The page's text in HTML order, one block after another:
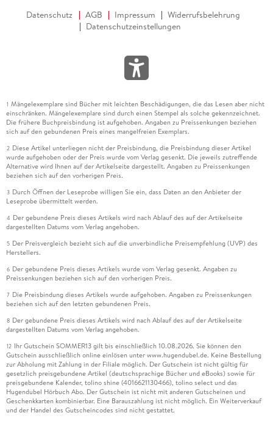
Datenschutz AGB Impressum
Widerrufsbelehrung
Datenschutzeinstellungen
1 Mängelexemplare sind Bücher mit leichten Beschädigungen, die das Lesen aber nicht
einschränken. Mängelexemplare sind durch einen Stempel als solche gekennzeichnet.
Die frühere Buchpreisbindung ist aufgehoben. Angaben zu Preissenkungen beziehen
sich auf den gebundenen Preis eines mangelfreien Exemplars.
2 Diese Artikel unterliegen nicht der Preisbindung, die Preisbindung dieser Artikel
wurde aufgehoben oder der Preis wurde vom Verlag gesenkt. Die jeweils zutreffende
Alternative wird Ihnen auf der Artikelseite dargestellt. Angaben zu Preissenkungen
beziehen sich auf den vorherigen Preis.
3 Durch Öffnen der Leseprobe willigen Sie ein, dass Daten an den Anbieter der
Leseprobe übermittelt werden.
4 Der gebundene Preis dieses Artikels wird nach Ablauf des auf der Artikelseite
dargestellten Datums vom Verlag angehoben.
5 Der Preisvergleich bezieht sich auf die unverbindliche Preisempfehlung (UVP) des
Herstellers.
6 Der gebundene Preis dieses Artikels wurde vom Verlag gesenkt. Angaben zu
Preissenkungen beziehen sich auf den vorherigen Preis.
7 Die Preisbindung dieses Artikels wurde aufgehoben. Angaben zu Preissenkungen
beziehen sich auf den letzten gebundenen Preis.
8 Der gebundene Preis dieses Artikels wird nach Ablauf des auf der Artikelseite
dargestellten Datums vom Verlag angehoben.
12 Ihr Gutschein SOMMER13 gilt bis einschließlich 10.08.2026. Sie können den
Gutschein ausschließlich online einlösen unter www.hugendubel.de. Keine Bestellung
zur Abholung mit Zahlung in der Filiale möglich. Der Gutschein ist nicht gültig für
gesetzlich preisgebundene Artikel (deutschsprachige Bücher und eBooks) sowie für
preisgebundene Kalender, tolino shine (4016621130466), tolino select und das
Hugendubel Hörbuch Abo. Der Gutschein ist nicht mit anderen Gutscheinen und
Geschenkkarten kombinierbar. Eine Barauszahlung ist nicht möglich. Ein Weiterverkauf
und der Handel des Gutscheincodes sind nicht gestattet.